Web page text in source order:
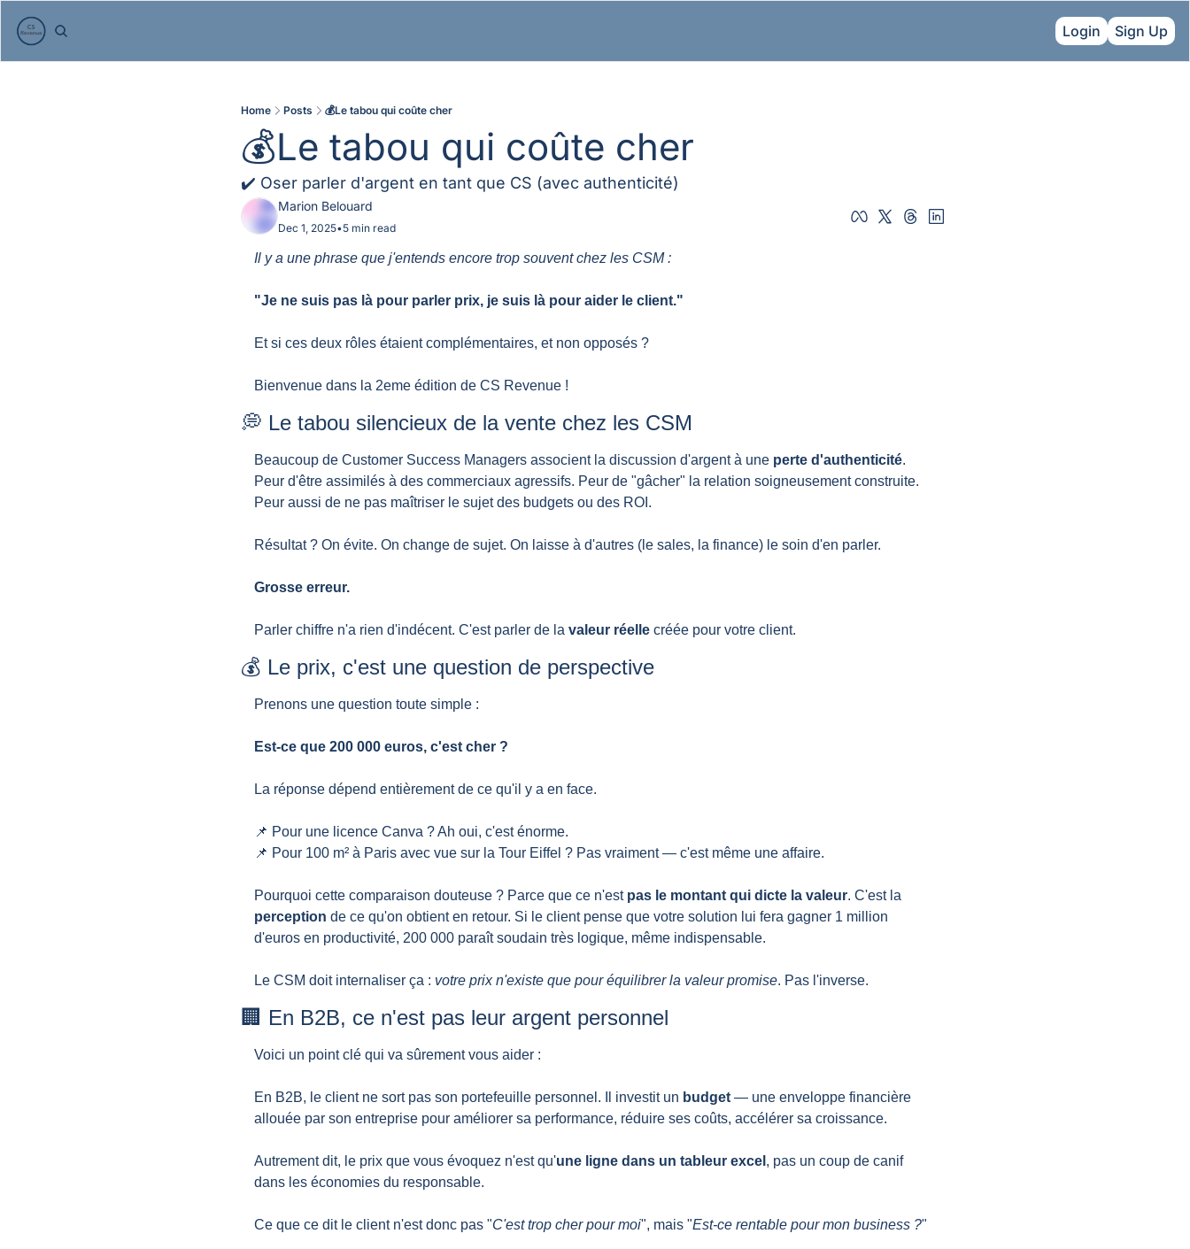
Login Sign Up
Home Posts 💰️Le tabou qui coûte cher
💰️Le tabou qui coûte cher
✔️ Oser parler d'argent en tant que CS (avec authenticité)
Marion Belouard
Dec 1, 2025•5 min read
Il y a une phrase que j'entends encore trop souvent chez les CSM :
"Je ne suis pas là pour parler prix, je suis là pour aider le client."
Et si ces deux rôles étaient complémentaires, et non opposés ?
Bienvenue dans la 2eme édition de CS Revenue !
💭 Le tabou silencieux de la vente chez les CSM
Beaucoup de Customer Success Managers associent la discussion d'argent à une perte d'authenticité.
Peur d'être assimilés à des commerciaux agressifs. Peur de "gâcher" la relation soigneusement construite.
Peur aussi de ne pas maîtriser le sujet des budgets ou des ROI.
Résultat ? On évite. On change de sujet. On laisse à d'autres (le sales, la finance) le soin d'en parler.
Grosse erreur.
Parler chiffre n'a rien d'indécent. C'est parler de la valeur réelle créée pour votre client.
💰 Le prix, c'est une question de perspective
Prenons une question toute simple :
Est-ce que 200 000 euros, c'est cher ?
La réponse dépend entièrement de ce qu'il y a en face.
📌 Pour une licence Canva ? Ah oui, c'est énorme.
📌 Pour 100 m² à Paris avec vue sur la Tour Eiffel ? Pas vraiment — c'est même une affaire.
Pourquoi cette comparaison douteuse ? Parce que ce n'est pas le montant qui dicte la valeur
perception de ce qu'on obtient en retour. Si le client pense que votre solution lui fera gagner 1 million
d'euros en productivité, 200 000 paraît soudain très logique, même indispensable.
Le CSM doit internaliser ça : votre prix n'existe que pour équilibrer la valeur promise. Pas l'inverse.
🏢 En B2B, ce n'est pas leur argent personnel
Voici un point clé qui va sûrement vous aider :
En B2B, le client ne sort pas son portefeuille personnel. Il investit un budget — une enveloppe financière
allouée par son entreprise pour améliorer sa performance, réduire ses coûts, accélérer sa croissance.
Autrement dit, le prix que vous évoquez n'est qu'une ligne dans un tableur excel , pas un coup de canif
dans les économies du responsable.
Ce que ce dit le client n'est donc pas "C'est trop cher pour moi", mais "Est-ce rentable pour mon business ?"